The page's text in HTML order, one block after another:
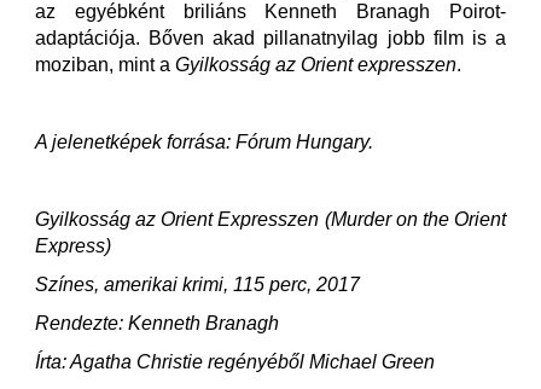
az egyébként briliáns Kenneth Branagh Poirot-
adaptációja. Bőven akad pillanatnyilag jobb film is a
moziban, mint a Gyilkosság az Orient expresszen.
A jelenetképek forrása: Fórum Hungary.
Gyilkosság az Orient Expresszen (Murder on the Orient
Express)
Színes, amerikai krimi, 115 perc, 2017
Rendezte: Kenneth Branagh
Írta: Agatha Christie regényéből Michael Green